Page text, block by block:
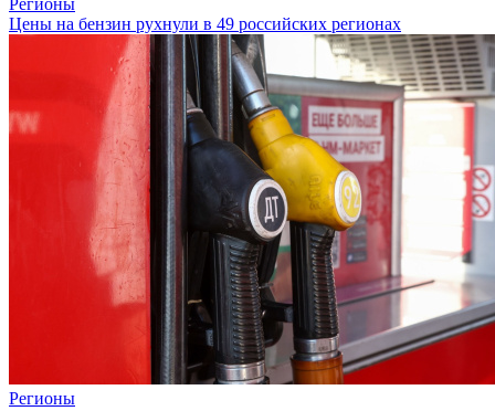
Регионы
Цены на бензин рухнули в 49 российских регионах
Регионы